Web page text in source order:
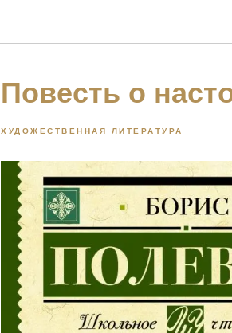
Повесть о
ХУДОЖЕСТВЕННАЯ ЛИТЕРАТУРА